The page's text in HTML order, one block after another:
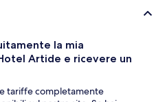
la mia
Artide e ricevere un
tariffe completamente